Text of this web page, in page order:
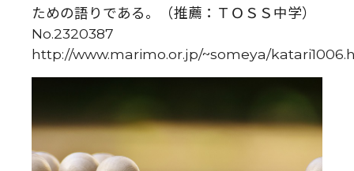
ための語りである。（推薦：ＴＯＳＳ中学）
No.2320387
http://www.marimo.or.jp/~someya/